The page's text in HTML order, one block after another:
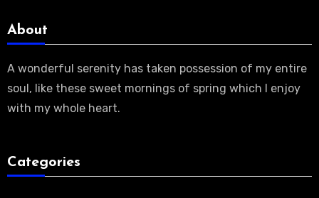
About
A wonderful serenity has taken possession of my entire
soul, like these sweet mornings of spring which I enjoy
with my whole heart.
Categories